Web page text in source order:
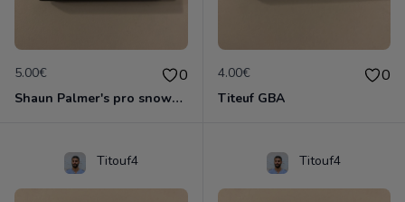
5.00€ 0
Shaun Palmer's pro snowboarder
4.00€ 0
Titeuf GBA
Titouf4 Titouf4